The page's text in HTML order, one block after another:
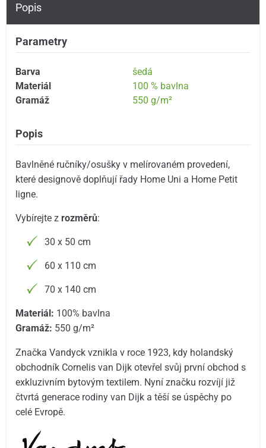
Popis
Parametry
Barva
šedá
Materiál
100 % bavlna
Gramáž
550 g/m²
Popis
Bavlněné ručníky/osušky v melírovaném provedení,
které designově doplňují řady Home Uni a Home Petit
ligne.
Vybírejte zrozměrů:
30 x 50 cm
60 x 110 cm
70 x 140 cm
Materiál: 100% bavlna
Gramáž: 550 g/m²
Značka Vandyck vznikla v roce 1923, kdy holandský
obchodník Cornelis van Dijk otevřel svůj první obchod s
exkluzivním bytovým textilem. Nyní značku rozvíjí již
čtvrtá generace rodiny van Dijk a těší se úspěchy po
celé Evropě.